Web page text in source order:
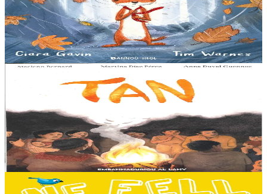
Pris dans une violente tempête, Marc'harid construit une forteresse
pour s'y réfugier. Mais elle y rencontre Lagadeg, qui adore jouer
dans le vent et patauger sous la pluie....
En stock13,00 €
8 ans et plus
Tout en haut des vertes collines, là où les montagnes se couvrent du
brouillard des matinées feutrées, est perché le petit village maya de
Sakamch'en....
En stock11,00 €
3 ans et plus
Bannoù-heol